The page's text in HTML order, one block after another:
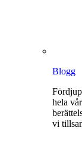
Blogg
hela
vi